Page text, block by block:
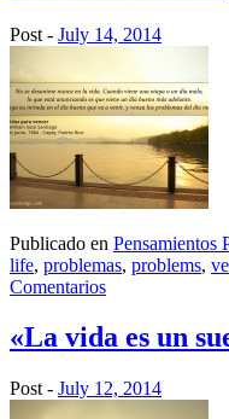
Post - July 14, 2014
Publicado en Pensamientos
life, problemas, problems,
Comentarios
«La vida es un
Post - July 12, 2014